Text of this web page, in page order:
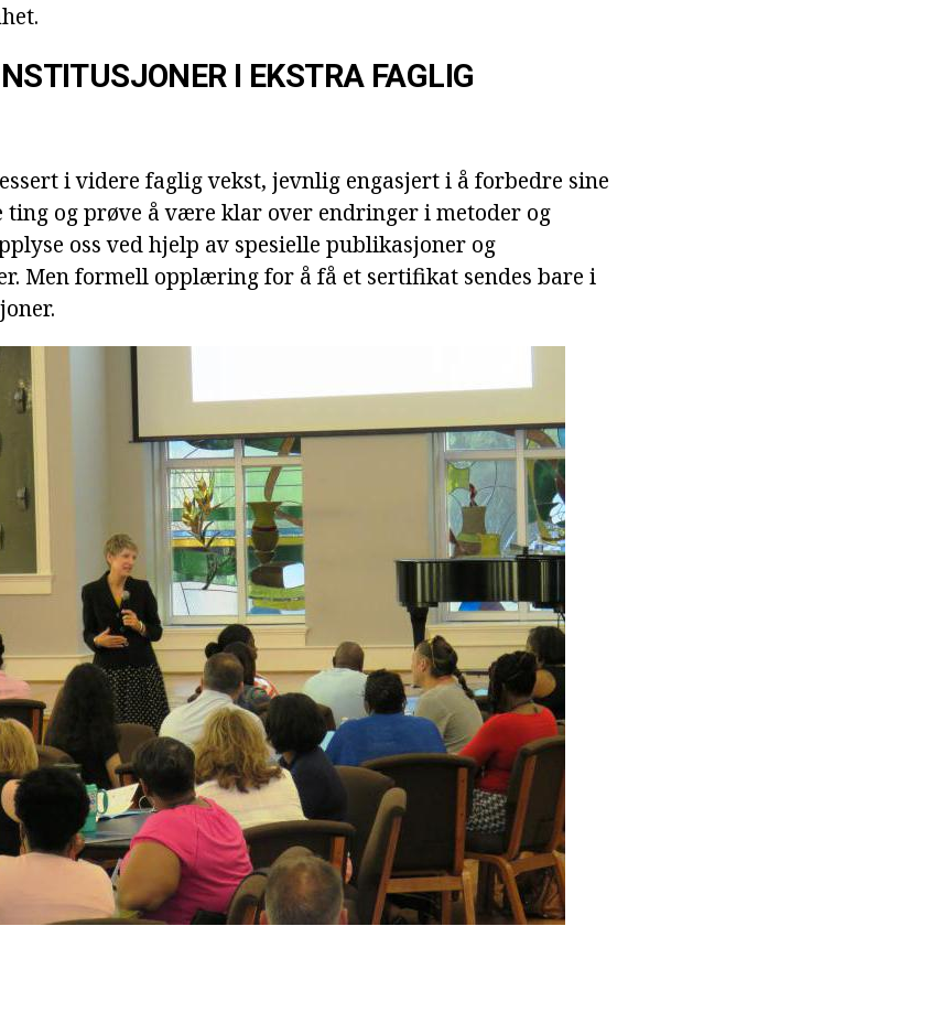
I EKSTRA FAGLIG
i videre faglig vekst, jevnlig engasjert i å forbedre sine
og prøve å være klar over endringer i metoder og
oss ved hjelp av spesielle publikasjoner og
Men formell opplæring for å få et sertifikat sendes bare i